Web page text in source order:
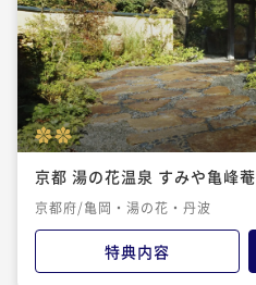
京都 湯の花温泉 すみや亀峰菴
京都府/亀岡・湯の花・丹波
特典内容